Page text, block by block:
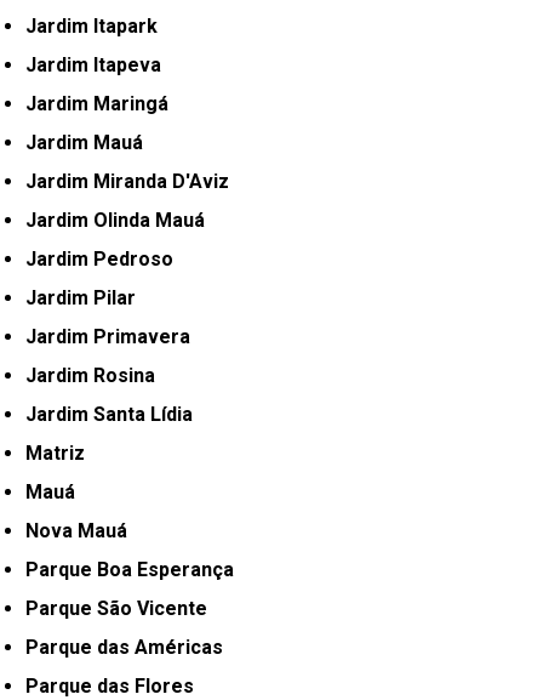
Jardim Itapark
Jardim Itapeva
Jardim Maringá
Jardim Mauá
Jardim Miranda D'Aviz
Jardim Olinda Mauá
Jardim Pedroso
Jardim Pilar
Jardim Primavera
Jardim Rosina
Jardim Santa Lídia
Matriz
Mauá
Nova Mauá
Parque Boa Esperança
Parque São Vicente
Parque das Américas
Parque das Flores